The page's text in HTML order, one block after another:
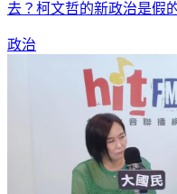
去？柯文哲的新政治是假
政治